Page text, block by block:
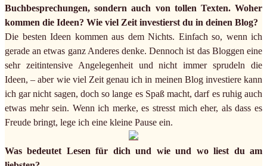
Buchbesprechungen, sondern auch von tollen Texten. Woher
kommen die Ideen? Wie viel Zeit investierst du in deinen Blog?
Die besten Ideen kommen aus dem Nichts. Einfach so, wenn ich
gerade an etwas ganz Anderes denke. Dennoch ist das Bloggen eine
sehr zeitintensive Angelegenheit und nicht immer sprudeln die
Ideen, – aber wie viel Zeit genau ich in meinen Blog investiere kann
ich gar nicht sagen, doch so lange es Spaß macht, darf es ruhig auch
etwas mehr sein. Wenn ich merke, es stresst mich eher, als dass es
Freude bringt, lege ich eine kleine Pause ein.
Was bedeutet Lesen für dich und wie und wo liest du am